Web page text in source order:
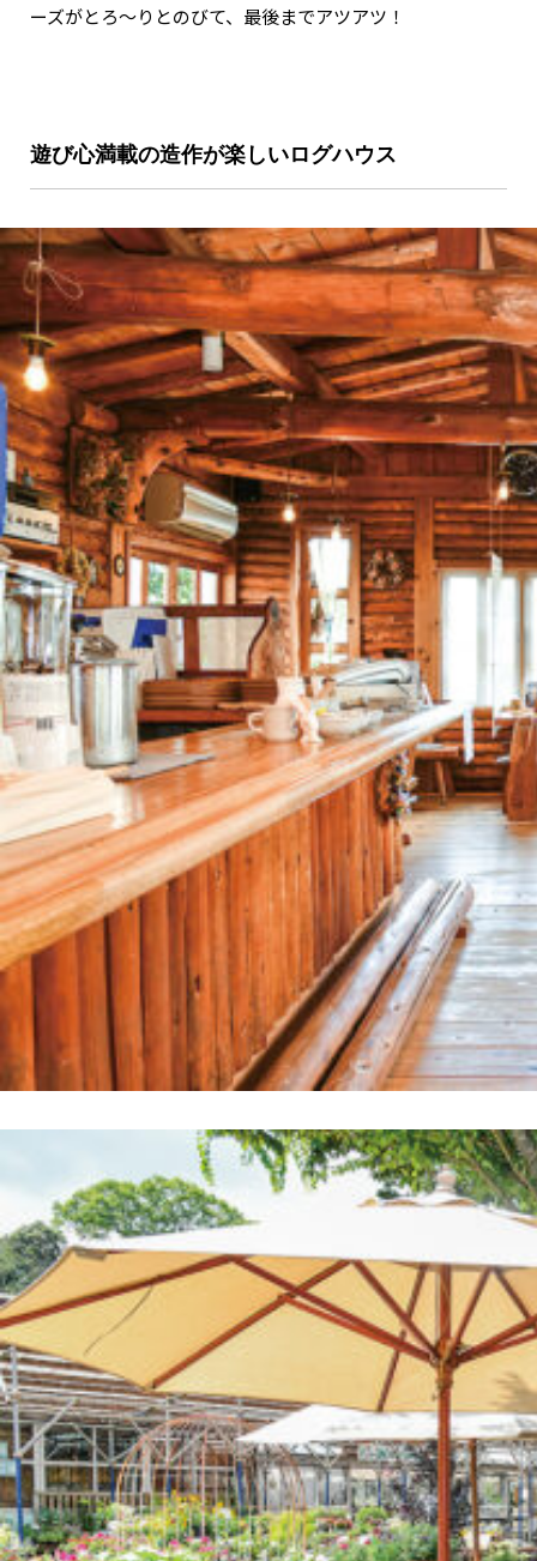
ーズがとろ～りとのびて、最後までアツアツ！
遊び心満載の造作が楽しいログハウス